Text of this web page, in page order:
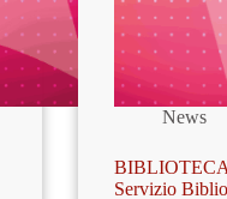
News
Servizio